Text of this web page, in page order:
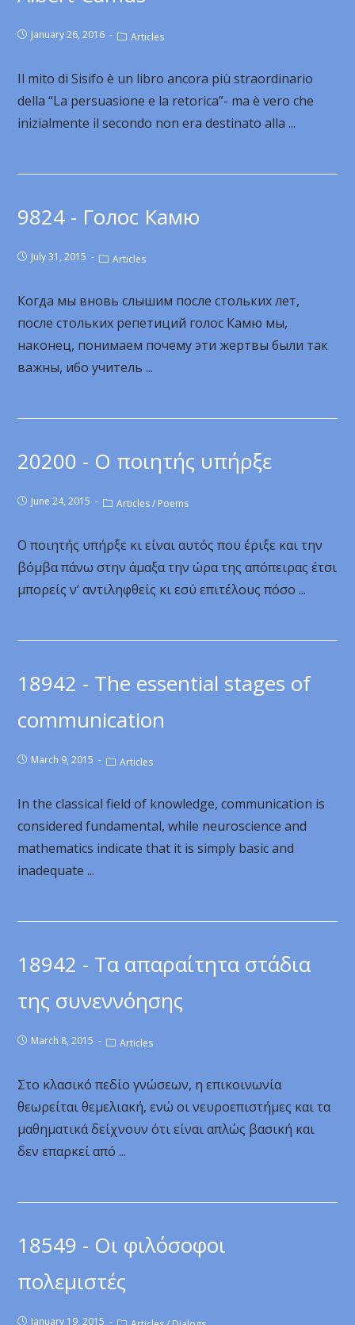
January 26, 2016 Articles
Il mito di Sisifo è un libro ancora più straordinario
della “La persuasione e la retorica”- ma è vero che
inizialmente il secondo non era destinato alla ...
9824 - Голос Камю
July 31, 2015 Articles
Когда мы вновь слышим после стольких лет,
после стольких репетиций голос Камю мы,
наконец, понимаем почему эти жертвы были так
важны, ибо учитель ...
20200 - Ο ποιητής υπήρξε
June 24, 2015 Articles / Poems
Ο ποιητής υπήρξε κι είναι αυτός που έριξε και την
βόμβα πάνω στην άμαξα την ώρα της απόπειρας έτσι
μπορείς ν’ αντιληφθείς κι εσύ επιτέλους πόσο ...
18942 - The essential stages of
communication
March 9, 2015 Articles
In the classical field of knowledge, communication is
considered fundamental, while neuroscience and
mathematics indicate that it is simply basic and
inadequate ...
18942 - Τα απαραίτητα στάδια
της συνεννόησης
March 8, 2015 Articles
Στο κλασικό πεδίο γνώσεων, η επικοινωνία
θεωρείται θεμελιακή, ενώ οι νευροεπιστήμες και τα
μαθηματικά δείχνουν ότι είναι απλώς βασική και
δεν επαρκεί από ...
18549 - Οι φιλόσοφοι
πολεμιστές
January 19, 2015